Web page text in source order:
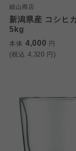
細山商店
新潟県産 コシヒ
5kg
本体 4,000 円
(税込 4,320 円)